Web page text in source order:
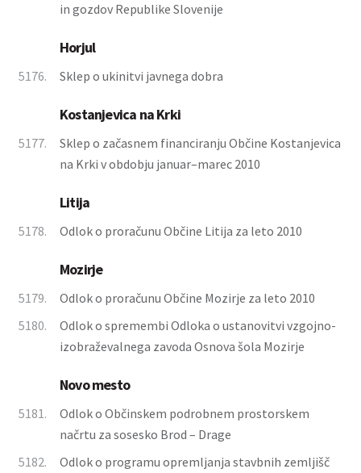
in gozdov Republike Slovenije
Horjul
5176. Sklep o ukinitvi javnega dobra
Kostanjevica na Krki
5177.
Sklep o začasnem financiranju Občine Kostanjevica
na Krki v obdobju januar–marec 2010
Litija
5178. Odlok o proračunu Občine Litija za leto 2010
Mozirje
5179.
Odlok o proračunu Občine Mozirje za leto 2010
5180.
Odlok o spremembi Odloka o ustanovitvi vzgojno-
izobraževalnega zavoda Osnova šola Mozirje
Novo mesto
5181.
Odlok o Občinskem podrobnem prostorskem
načrtu za sosesko Brod – Drage
5182.
Odlok o programu opremljanja stavbnih zemljišč